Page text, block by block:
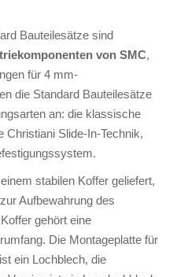
Bauteilesätze sind
von SMC,
für 4 mm-
die Standard Bauteilesätze
an: die klassische
Christiani Slide-In-Technik,
stabilen Koffer geliefert,
Aufbewahrung des
gehört eine
Die Montageplatte für
ein Lochblech, die